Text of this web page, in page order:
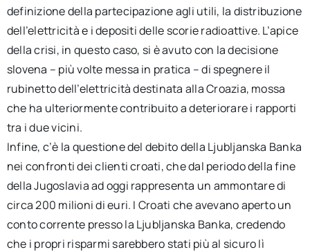
definizione della partecipazione agli utili, la distribuzione
dell’elettricità e i depositi delle scorie radioattive. L’apice
della crisi, in questo caso, si è avuto con la decisione
slovena – più volte messa in pratica – di spegnere il
rubinetto dell’elettricità destinata alla Croazia, mossa
che ha ulteriormente contribuito a deteriorare i rapporti
tra i due vicini.
Infine, c’è la questione del debito della Ljubljanska Banka
nei confronti dei clienti croati, che dal periodo della fine
della Jugoslavia ad oggi rappresenta un ammontare di
circa 200 milioni di euri. I Croati che avevano aperto un
conto corrente presso la Ljubljanska Banka, credendo
che i propri risparmi sarebbero stati più al sicuro lì